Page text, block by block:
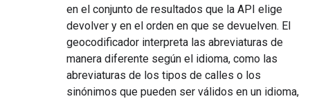
en el conjunto de resultados que la API elige
devolver y en el orden en que se devuelven. El
geocodificador interpreta las abreviaturas de
manera diferente según el idioma, como las
abreviaturas de los tipos de calles o los
sinónimos que pueden ser válidos en un idioma,